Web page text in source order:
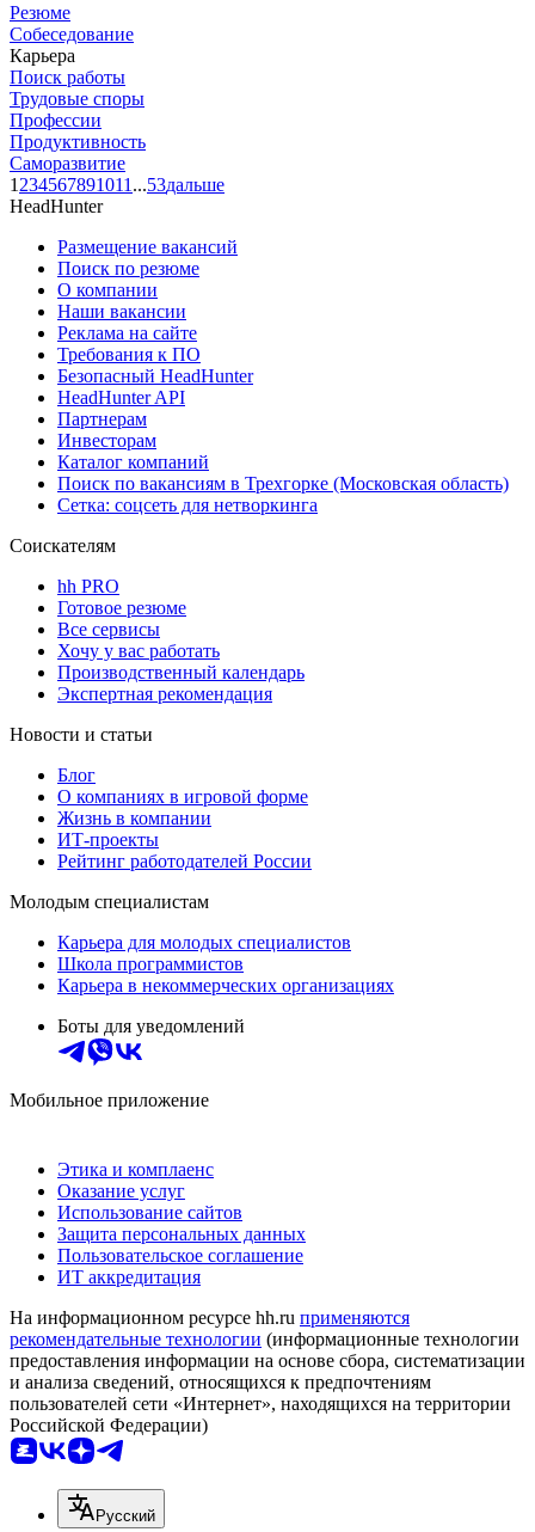
Резюме
Собеседование
Карьера
Поиск работы
Трудовые споры
Профессии
Продуктивность
Саморазвитие
1 234567891011 ...53дальше
HeadHunter
Размещение вакансий
Поиск по резюме
О компании
Наши вакансии
Реклама на сайте
Требования к ПО
Безопасный HeadHunter
HeadHunter API
Партнерам
Инвесторам
Каталог компаний
Поиск по вакансиям в Трехгорке (Московская область)
Сетка: соцсеть для нетворкинга
Соискателям
hh PRO
Готовое резюме
Все сервисы
Хочу у вас работать
Производственный календарь
Экспертная рекомендация
Новости и статьи
Блог
О компаниях в игровой форме
Жизнь в компании
ИТ-проекты
Рейтинг работодателей России
Молодым специалистам
Карьера для молодых специалистов
Школа программистов
Карьера в некоммерческих организациях
Боты для уведомлений
Мобильное приложение
Этика и комплаенс
Оказание услуг
Использование сайтов
Защита персональных данных
Пользовательское соглашение
ИТ аккредитация
На информационном ресурсе hh.ru применяются
рекомендательные технологии (информационные технологии
предоставления информации на основе сбора, систематизации
и анализа сведений, относящихся к предпочтениям
пользователей сети «Интернет», находящихся на территории
Российской Федерации)
Русский